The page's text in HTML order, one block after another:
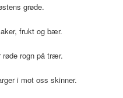
grøde.
frukt og bær.
rogn på trær.
i mot oss skinner.